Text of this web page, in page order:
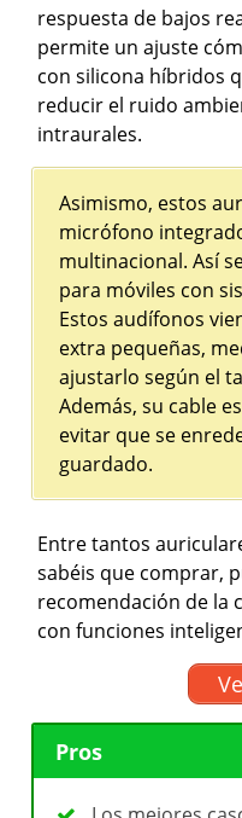
respuesta de bajos
permite un ajuste
con silicona híbridos
reducir el ruido
intraurales.
Asimismo, estos
micrófono
multinacional. Así
para móviles con
Estos audífonos
extra pequeñas,
ajustarlo según el
Además, su cable
evitar que se
guardado.
Entre tantos
sabéis que comprar,
recomendación de la
con funciones
Pros